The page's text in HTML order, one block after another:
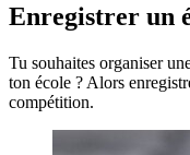
Enregistrer un
Tu souhaites organiser
ton école ? Alors
compétition.